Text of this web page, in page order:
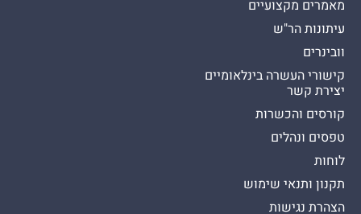
מאמרים מקצועיים
עיתונות הר"ש
וובינרים
קישורי העשרה בינלאומיים
יצירת קשר
קורסים והכשרות
טפסים ונהלים
לוחות
תקנון ותנאי שימוש
הצהרת נגישות